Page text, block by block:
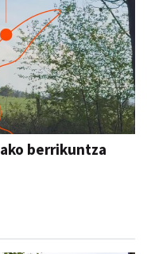
berrikuntza